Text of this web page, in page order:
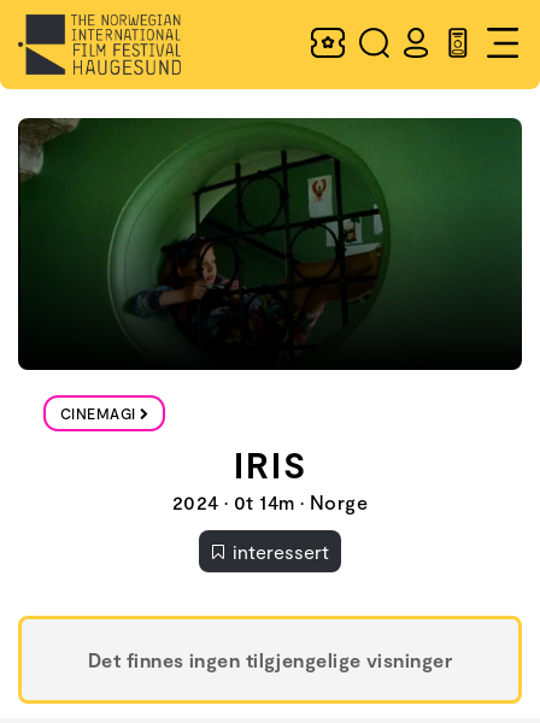
CINEMAGI
IRIS
2024 • 0t 14m • Norge
interessert
Det finnes ingen tilgjengelige visninger